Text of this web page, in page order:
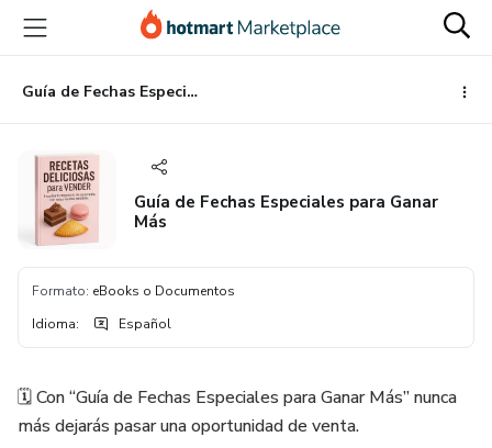
principal
página
de
página
Guía de Fechas Especiales para Ganar Más
Guía de Fechas Especiales para Ganar
Más
Formato: eBooks o Documentos
Idioma: Español
🗓️ Con “Guía de Fechas Especiales para Ganar Más” nunca
más dejarás pasar una oportunidad de venta.